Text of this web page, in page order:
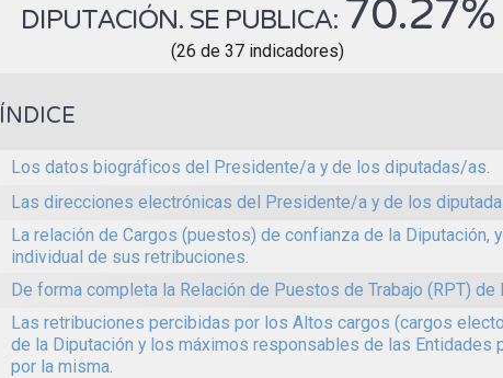
DIPUTACIÓN. SE PUBLICA: 70.27%
(26 de 37 indicadores)
ÍNDICE
Los datos biográficos del Presidente/a y de los diputadas/as.
Las direcciones electrónicas del Presidente/a y de los
La relación de Cargos (puestos) de confianza de la Diputación,
individual de sus retribuciones.
De forma completa la Relación de Puestos de Trabajo (RPT) de
Las retribuciones percibidas por los Altos cargos (cargos
de la Diputación y los máximos responsables de las Entidades
por la misma.